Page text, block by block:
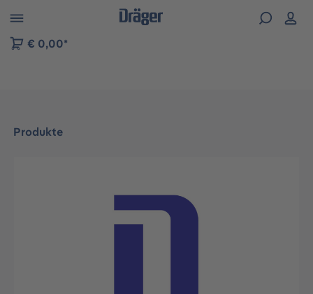
der B2B-Plattform springen
€ 0,00*
Produkte
Bildergalerie überspringen